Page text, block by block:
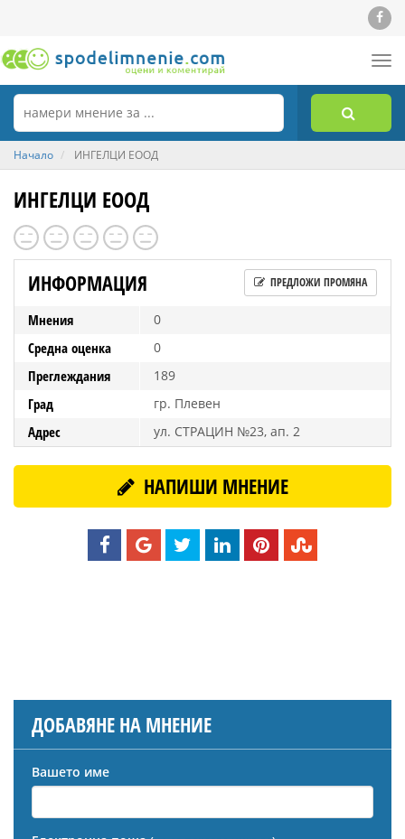
Начало ИНГЕЛЦИ ЕООД
ИНГЕЛЦИ ЕООД
ИНФОРМАЦИЯ ПРЕДЛОЖИ ПРОМЯНА
Мнения 0
Средна оценка 0
Преглеждания 189
Град гр. Плевен
Адрес ул. СТРАЦИН №23, ап. 2
НАПИШИ МНЕНИЕ
ДОБАВЯНЕ НА МНЕНИЕ
Вашето име